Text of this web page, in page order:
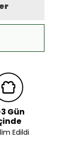
Gün
Edildi